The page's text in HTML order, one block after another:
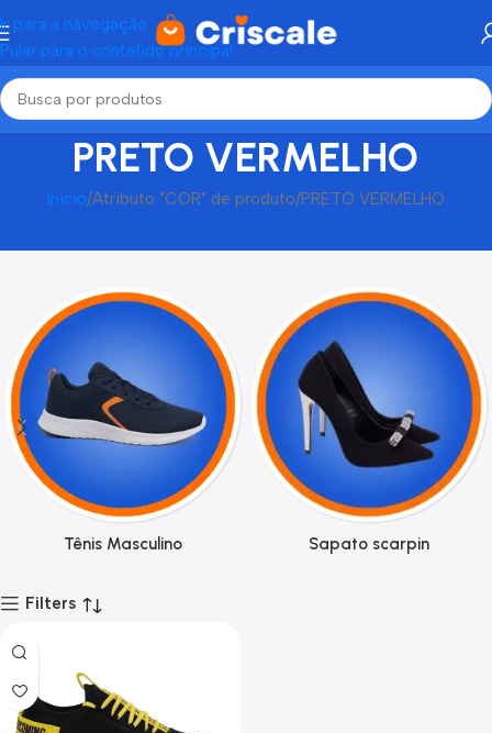
Ir para a navegação
Pular para o conteúdo principal
PRETO VERMELHO
Início Atributo "COR" de produto PRETO VERMELHO
Tênis Masculino Sapato scarpin
Filters